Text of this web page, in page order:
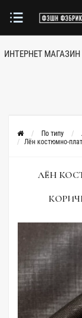
ИНТЕРНЕТ МАГАЗИН
По типу
Лён костюмно-
ЛЁН